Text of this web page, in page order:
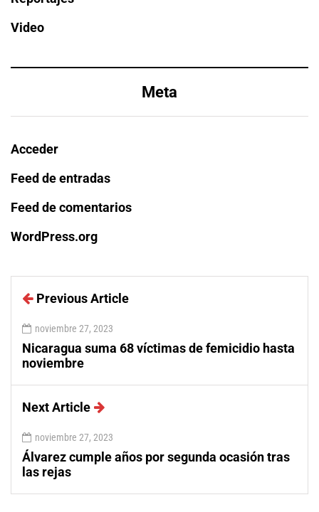
Video
Meta
Acceder
Feed de entradas
Feed de comentarios
WordPress.org
Previous Article
noviembre 27, 2023
Nicaragua suma 68 víctimas de femicidio hasta
noviembre
Next Article
noviembre 27, 2023
Álvarez cumple años por segunda ocasión tras
las rejas